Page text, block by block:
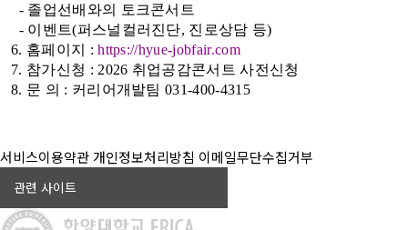
- 졸업선배와의 토크콘서트
- 이벤트(퍼스널컬러진단, 진로상담 등)
6. 홈페이지 :https://hyue-jobfair.com
7. 참가신청 : 2026 취업공감콘서트 사전신청
8. 문 의 : 커리어개발팀 031-400-4315
서비스이용약관개인정보처리방침 이메일무단수집거부
관련 사이트